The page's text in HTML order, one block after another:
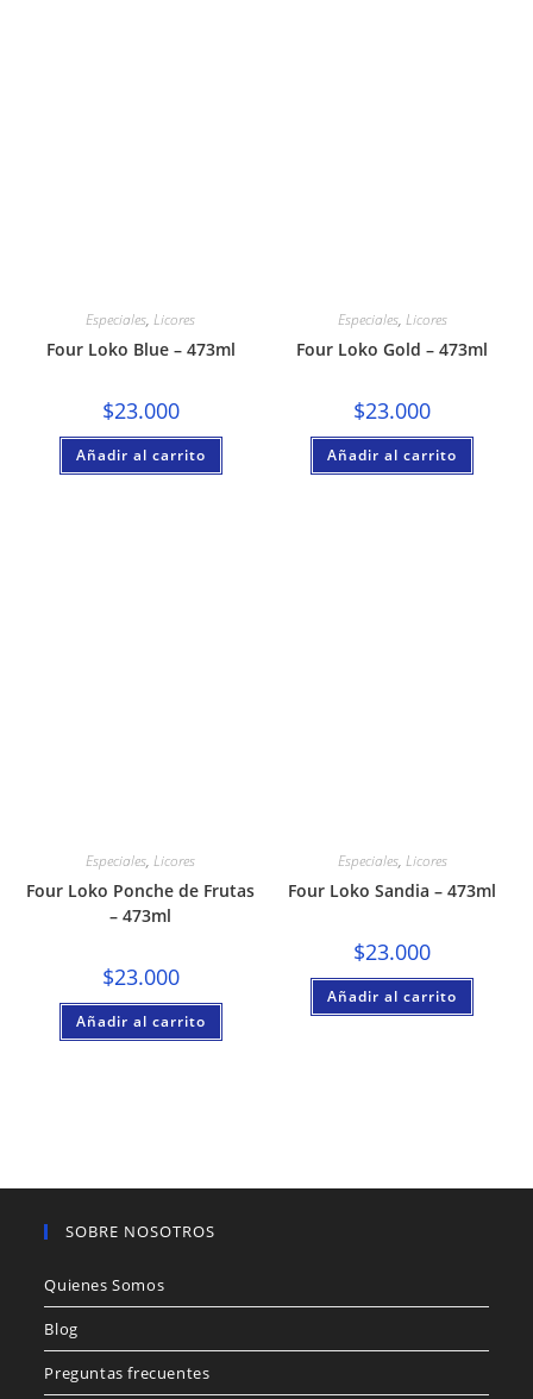
Especiales,Licores
Four Loko Blue – 473ml
$23.000
Añadir al carrito
Especiales, Licores
Four Loko Gold – 473ml
$23.000
Añadir al carrito
Especiales,Licores
Four Loko Ponche de Frutas
– 473ml
$23.000
Añadir al carrito
Especiales, Licores
Four Loko Sandia – 473ml
$23.000
Añadir al carrito
SOBRE NOSOTROS
Quienes Somos
Blog
Preguntas frecuentes